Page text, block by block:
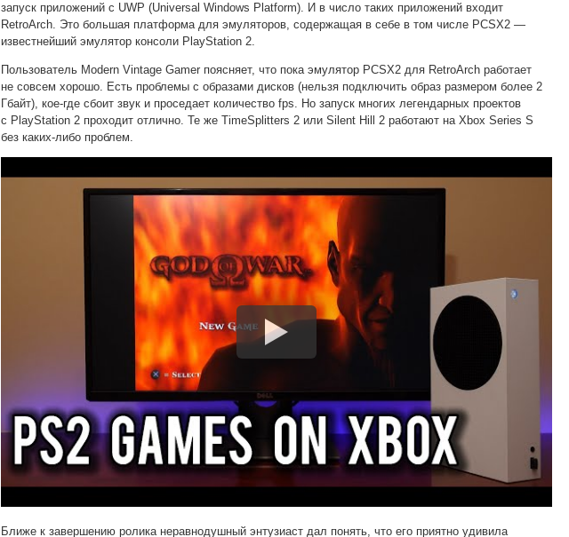
запуск приложений с UWP (Universal Windows Platform). И в число таких приложений входит
RetroArch. Это большая платформа для эмуляторов, содержащая в себе в том числе PCSX2 —
известнейший эмулятор консоли PlayStation 2.
Пользователь Modern Vintage Gamer поясняет, что пока эмулятор PCSX2 для RetroArch работает
не совсем хорошо. Есть проблемы с образами дисков (нельзя подключить образ размером более 2
Гбайт), кое-где сбоит звук и проседает количество fps. Но запуск многих легендарных проектов
с PlayStation 2 проходит отлично. Те же TimeSplitters 2 или Silent Hill 2 работают на Xbox Series S
без каких-либо проблем.
Ближе к завершению ролика неравнодушный энтузиаст дал понять, что его приятно удивила